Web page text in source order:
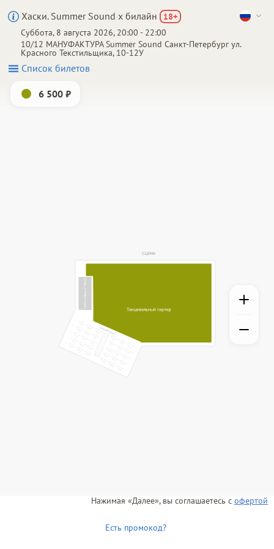
Хаски. Summer Sound х билайн 18+
Суббота, 8 августа 2026, 20:00 - 22:00
10/12 МАНУФАКТУРА Summer Sound Санкт-Петербург ул.
Красного Текстильщика, 10-12У
Список билетов
6 500 ₽
Нажимая «Далее», вы соглашаетесь с офертой
Есть промокод?